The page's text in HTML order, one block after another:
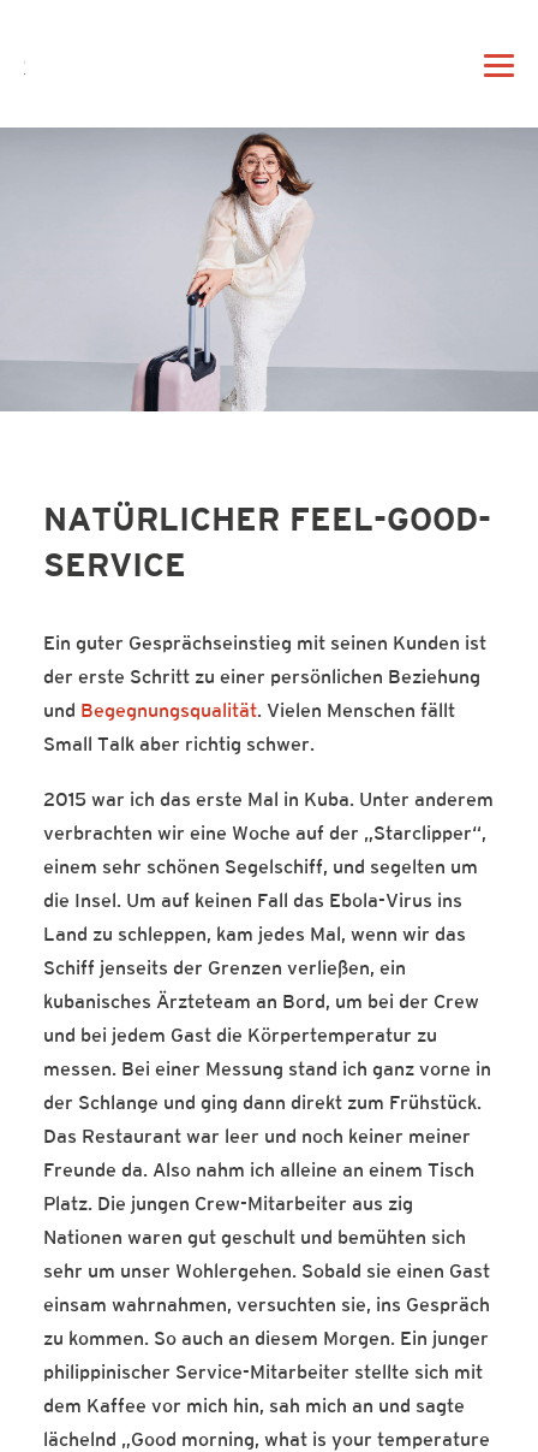
DE| EN
DAHEIM
BERATUNG
SERVICE-BLOG
KONTAKT
NATÜRLICHER FEEL-GOOD-
SERVICE
Ein guter Gesprächseinstieg mit seinen Kunden ist
der erste Schritt zu einer persönlichen Beziehung
und Begegnungsqualität. Vielen Menschen fällt
Small Talk aber richtig schwer.
2015 war ich das erste Mal in Kuba. Unter anderem
verbrachten wir eine Woche auf der „Starclipper“,
einem sehr schönen Segelschiff, und segelten um
die Insel. Um auf keinen Fall das Ebola-Virus ins
Land zu schleppen, kam jedes Mal, wenn wir das
Schiff jenseits der Grenzen verließen, ein
kubanisches Ärzteteam an Bord, um bei der Crew
und bei jedem Gast die Körpertemperatur zu
messen. Bei einer Messung stand ich ganz vorne in
der Schlange und ging dann direkt zum Frühstück.
Das Restaurant war leer und noch keiner meiner
Freunde da. Also nahm ich alleine an einem Tisch
Platz. Die jungen Crew-Mitarbeiter aus zig
Nationen waren gut geschult und bemühten sich
sehr um unser Wohlergehen. Sobald sie einen Gast
einsam wahrnahmen, versuchten sie, ins Gespräch
zu kommen. So auch an diesem Morgen. Ein junger
philippinischer Service-Mitarbeiter stellte sich mit
dem Kaffee vor mich hin, sah mich an und sagte
lächelnd „Good morning, what is your temperature